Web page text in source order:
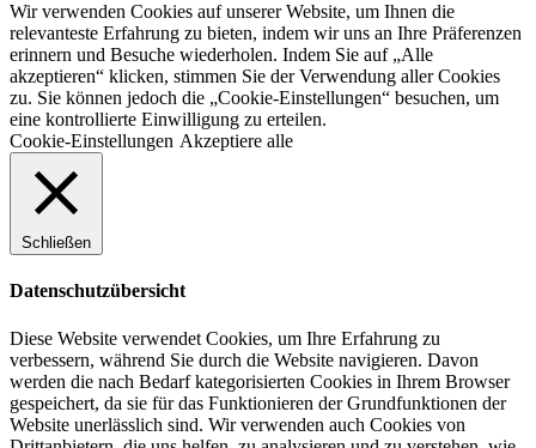
Wir verwenden Cookies auf unserer Website, um Ihnen die
relevanteste Erfahrung zu bieten, indem wir uns an Ihre Präferenzen
erinnern und Besuche wiederholen. Indem Sie auf „Alle
akzeptieren“ klicken, stimmen Sie der Verwendung aller Cookies
zu. Sie können jedoch die „Cookie-Einstellungen“ besuchen, um
eine kontrollierte Einwilligung zu erteilen.
Cookie-Einstellungen Akzeptiere alle
Schließen
Datenschutzübersicht
Diese Website verwendet Cookies, um Ihre Erfahrung zu
verbessern, während Sie durch die Website navigieren. Davon
werden die nach Bedarf kategorisierten Cookies in Ihrem Browser
gespeichert, da sie für das Funktionieren der Grundfunktionen der
Website unerlässlich sind. Wir verwenden auch Cookies von